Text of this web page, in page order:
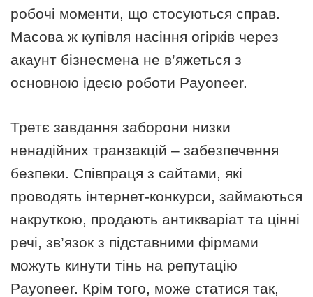
робочі моменти, що стосуються справ.
Масова ж купівля насіння огірків через
акаунт бізнесмена не в’яжеться з
основною ідеєю роботи Payoneer.
Третє завдання заборони низки
ненадійних транзакцій – забезпечення
безпеки. Співпраця з сайтами, які
проводять інтернет-конкурси, займаються
накруткою, продають антикваріат та цінні
речі, зв’язок з підставними фірмами
можуть кинути тінь на репутацію
Payoneer. Крім того, може статися так,